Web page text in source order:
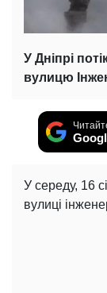
У Дніпрі
вулицю
У середу, 16
вулиці